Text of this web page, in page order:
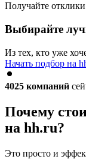
Получайте
Выбирайте
Из тех, кто уже
Начать подбор на
4025 компаний
Почему
на hh.ru?
Это просто и